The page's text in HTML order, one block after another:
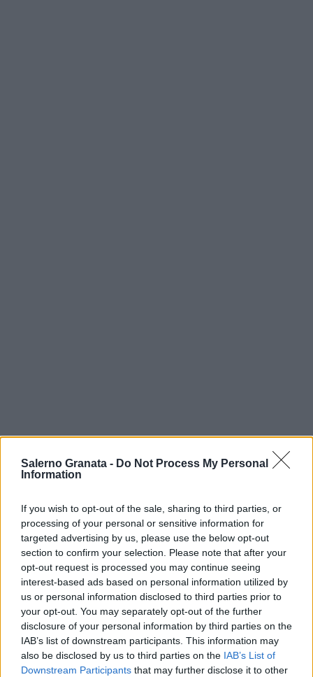
Salerno Granata - Do Not Process My Personal
Information
If you wish to opt-out of the sale, sharing to third parties, or
processing of your personal or sensitive information for
targeted advertising by us, please use the below opt-out
section to confirm your selection. Please note that after your
opt-out request is processed you may continue seeing
interest-based ads based on personal information utilized by
us or personal information disclosed to third parties prior to
your opt-out. You may separately opt-out of the further
disclosure of your personal information by third parties on the
IAB’s list of downstream participants. This information may
also be disclosed by us to third parties on the IAB’s List of
Downstream Participants that may further disclose it to other